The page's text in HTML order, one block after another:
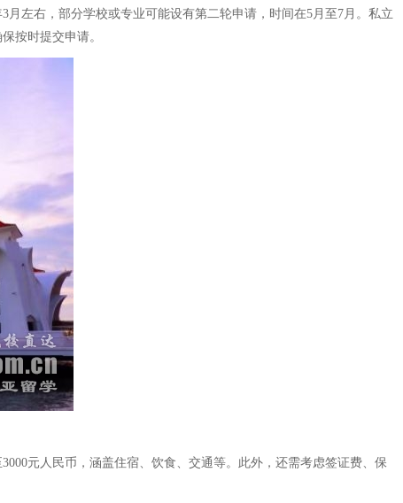
左右，部分学校或专业可能设有第二轮申请，时间在5月至7月。私立
按时提交申请。
元人民币，涵盖住宿、饮食、交通等。此外，还需考虑签证费、保